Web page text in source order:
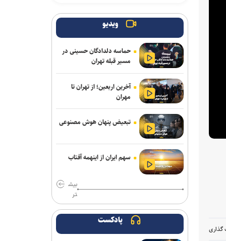
گذاری
ویدیو
حماسه دلدادگان حسینی در
مسیر قبله تهران
آخرین اربعین؛ از تهران تا
مهران
تبعیض پنهان هوش مصنوعی
سهم ایران از اینهمه آفتاب
بیش
تر
پادکست